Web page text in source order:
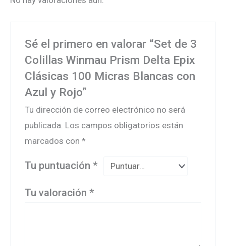
Sé el primero en valorar “Set de 3
Colillas Winmau Prism Delta Epix
Clásicas 100 Micras Blancas con
Azul y Rojo”
Tu dirección de correo electrónico no será
publicada. Los campos obligatorios están
marcados con*
Tu puntuación*
Tu valoración*